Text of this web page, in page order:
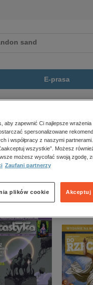
E-prasa
informacyjne
mimowolne” nie jest dostępny.
aby zapewnić Ci najlepsze
spersonalizowane
i współpracy z naszymi
wszystkie”. Możesz
możesz wycofać swoją zgodę,
Zaufani partnerzy
Akceptuj
plików cookie